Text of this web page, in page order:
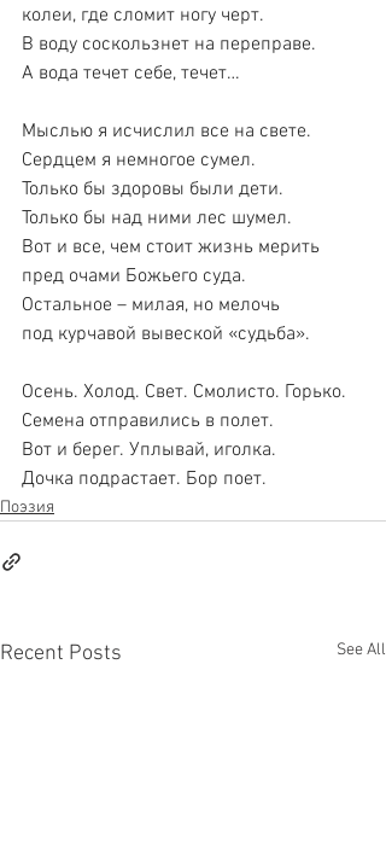
колеи, где сломит ногу черт.
В воду соскользнет на переправе.
А вода течет себе, течет…
Мыслью я исчислил все на свете.
Сердцем я немногое сумел.
Только бы здоровы были дети.
Только бы над ними лес шумел.
Вот и все, чем стоит жизнь мерить
пред очами Божьего суда.
Остальное – милая, но мелочь
под курчавой вывеской «судьба».
Осень. Холод. Свет. Смолисто. Горько.
Семена отправились в полет.
Вот и берег. Уплывай, иголка.
Дочка подрастает. Бор поет.
Поэзия
Recent Posts See All